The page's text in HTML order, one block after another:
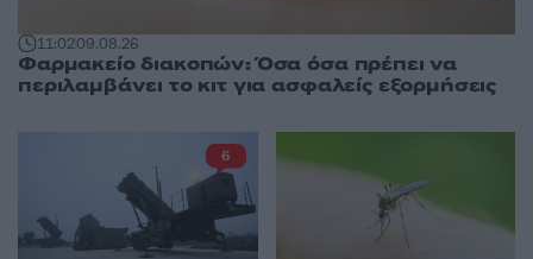
11:0209.08.26
Φαρμακείο διακοπών: Όσα όσα πρέπει να
περιλαμβάνει το κιτ για ασφαλείς εξορμήσεις
6